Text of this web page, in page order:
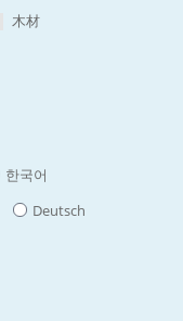
木材
한국어
Deutsch